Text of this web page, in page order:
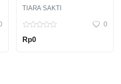
TIARASAKTI IND
TIARA SAKTI
0
Rp0